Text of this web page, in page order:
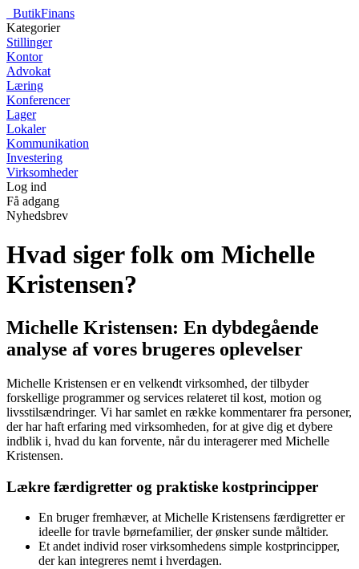
ButikFinans
Kategorier
Stillinger
Kontor
Advokat
Læring
Konferencer
Lager
Lokaler
Kommunikation
Investering
Virksomheder
Log ind
Få adgang
Nyhedsbrev
Hvad siger folk om Michelle
Kristensen?
Michelle Kristensen: En dybdegående
analyse af vores brugeres oplevelser
Michelle Kristensen er en velkendt virksomhed, der tilbyder
forskellige programmer og services relateret til kost, motion og
livsstilsændringer. Vi har samlet en række kommentarer fra personer,
der har haft erfaring med virksomheden, for at give dig et dybere
indblik i, hvad du kan forvente, når du interagerer med Michelle
Kristensen.
Lækre færdigretter og praktiske kostprincipper
En bruger fremhæver, at Michelle Kristensens færdigretter er
ideelle for travle børnefamilier, der ønsker sunde måltider.
Et andet individ roser virksomhedens simple kostprincipper,
der kan integreres nemt i hverdagen.